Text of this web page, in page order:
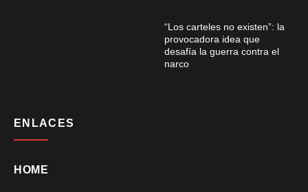
“Los carteles no existen”: la
provocadora idea que
desafía la guerra contra el
narco
ENLACES
HOME